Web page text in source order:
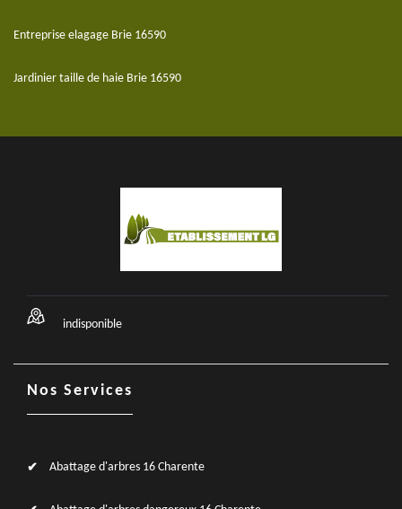
Entreprise elagage Brie 16590
Jardinier taille de haie Brie 16590
indisponible
Nos Services
Abattage d'arbres 16 Charente